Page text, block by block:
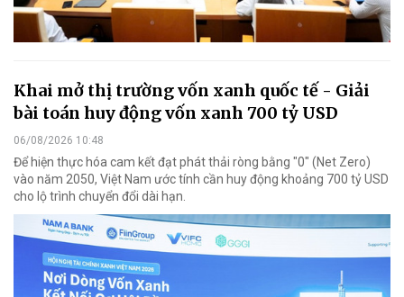
Khai mở thị trường vốn xanh quốc tế - Giải
bài toán huy động vốn xanh 700 tỷ USD
06/08/2026 10:48
Để hiện thực hóa cam kết đạt phát thải ròng bằng "0" (Net Zero)
vào năm 2050, Việt Nam ước tính cần huy động khoảng 700 tỷ USD
cho lộ trình chuyển đổi dài hạn.